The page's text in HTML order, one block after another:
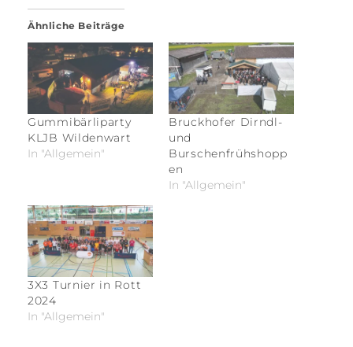
Ähnliche Beiträge
Gummibärliparty
KLJB Wildenwart
In "Allgemein"
Bruckhofer Dirndl-
und
Burschenfrühshopp
en
In "Allgemein"
3X3 Turnier in Rott
2024
In "Allgemein"